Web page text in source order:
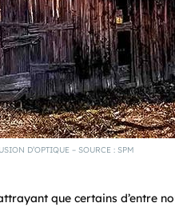
D’OPTIQUE – SOURCE : SPM
que certains d’entre